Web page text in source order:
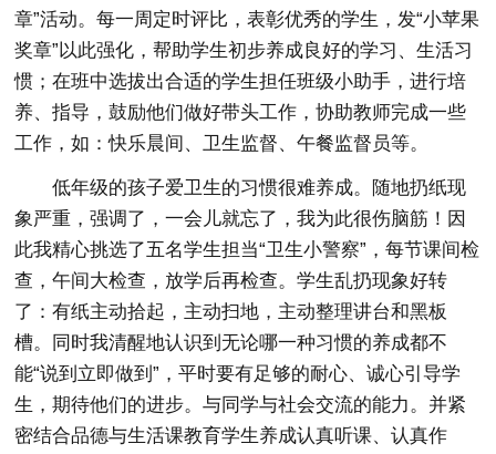
章”活动。每一周定时评比，表彰优秀的学生，发“小苹果
奖章”以此强化，帮助学生初步养成良好的学习、生活习
惯；在班中选拔出合适的学生担任班级小助手，进行培
养、指导，鼓励他们做好带头工作，协助教师完成一些
工作，如：快乐晨间、卫生监督、午餐监督员等。
低年级的孩子爱卫生的习惯很难养成。随地扔纸现
象严重，强调了，一会儿就忘了，我为此很伤脑筋！因
此我精心挑选了五名学生担当“卫生小警察”，每节课间检
查，午间大检查，放学后再检查。学生乱扔现象好转
了：有纸主动拾起，主动扫地，主动整理讲台和黑板
槽。同时我清醒地认识到无论哪一种习惯的养成都不
能“说到立即做到”，平时要有足够的耐心、诚心引导学
生，期待他们的进步。与同学与社会交流的能力。并紧
密结合品德与生活课教育学生养成认真听课、认真作